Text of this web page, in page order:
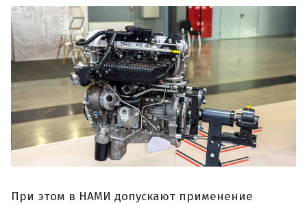
При этом в НАМИ допускают применение